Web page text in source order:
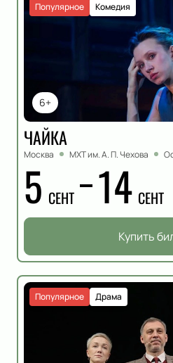
6+
Комедия
Популярное
ЧАЙКА
Москва МХТ им. А. П. Чехова
5 СЕНТ 14 СЕНТ
Купить
Драма
Популярное